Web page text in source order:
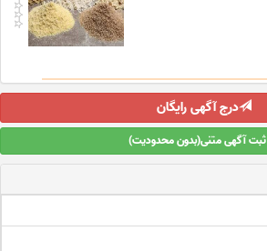
درج آگهی رایگان
ثبت آگهی متنی(بدون محدودیت)